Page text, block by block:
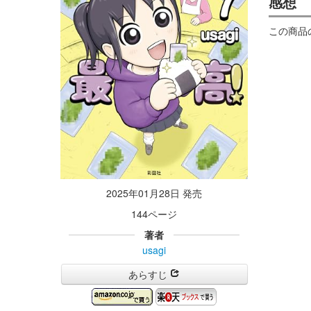
2025年01月28日 発売
144ページ
著者
usagi
あらすじ
この商品